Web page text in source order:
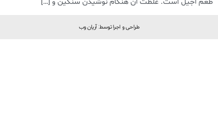
طراحی و اجرا توسط: آریان وب